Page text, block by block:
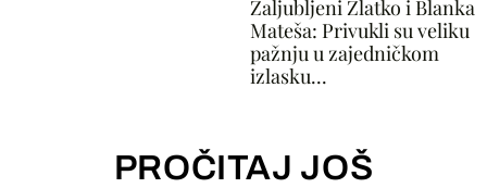
Zaljubljeni Zlatko i Blanka
Mateša: Privukli su veliku
pažnju u zajedničkom
izlasku...
PROČITAJ JOŠ